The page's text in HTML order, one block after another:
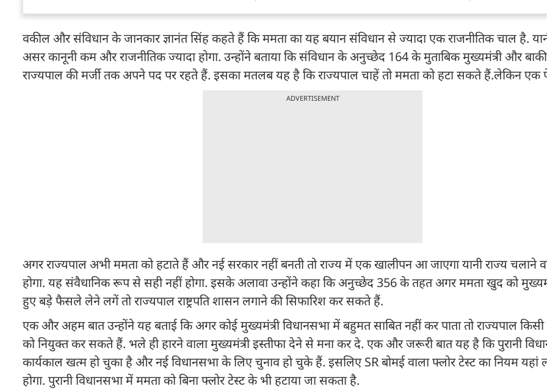
वकील और संविधान के जानकार ज्ञानंत सिंह कहते हैं कि ममता का यह बयान संविधान से ज्यादा एक राजनीतिक चाल है.
असर कानूनी कम और राजनीतिक ज्यादा होगा. उन्होंने बताया कि संविधान के अनुच्छेद 164 के मुताबिक मुख्यमंत्री और बाकी
राज्यपाल की मर्जी तक अपने पद पर रहते हैं. इसका मतलब यह है कि राज्यपाल चाहें तो ममता को हटा सकते हैं.लेकिन एक
ADVERTISEMENT
अगर राज्यपाल अभी ममता को हटाते हैं और नई सरकार नहीं बनती तो राज्य में एक खालीपन आ जाएगा यानी राज्य चलाने
होगा. यह संवैधानिक रूप से सही नहीं होगा. इसके अलावा उन्होंने कहा कि अनुच्छेद 356 के तहत अगर ममता खुद को
हुए बड़े फैसले लेने लगें तो राज्यपाल राष्ट्रपति शासन लगाने की सिफारिश कर सकते हैं.
एक और अहम बात उन्होंने यह बताई कि अगर कोई मुख्यमंत्री विधानसभा में बहुमत साबित नहीं कर पाता तो राज्यपाल किसी
को नियुक्त कर सकते हैं. भले ही हारने वाला मुख्यमंत्री इस्तीफा देने से मना कर दे. एक और जरूरी बात यह है कि पुरानी
कार्यकाल खत्म हो चुका है और नई विधानसभा के लिए चुनाव हो चुके हैं. इसलिए SR बोमई वाला फ्लोर टेस्ट का नियम यहां
होगा. पुरानी विधानसभा में ममता को बिना फ्लोर टेस्ट के भी हटाया जा सकता है.